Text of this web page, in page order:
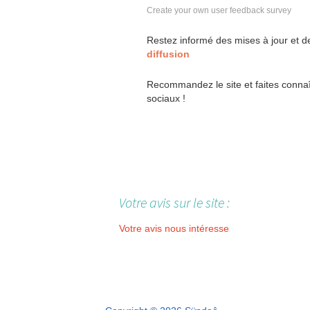
Create your own user feedback survey
Restez informé des mises à jour et
diffusion
Recommandez le site et faites
sociaux !
Votre avis sur le site :
Votre avis nous intéresse